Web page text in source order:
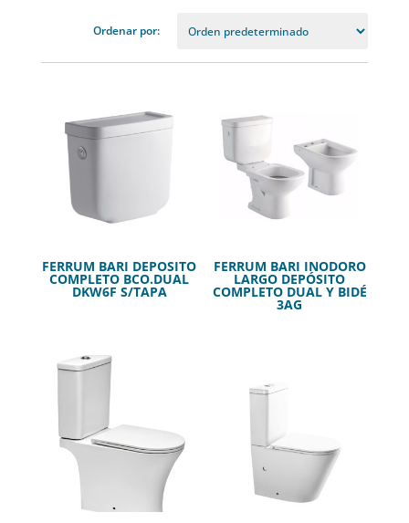
FERRUM BARI DEPOSITO
COMPLETO BCO.DUAL
DKW6F S/TAPA
FERRUM BARI INODORO
LARGO DEPÓSITO
COMPLETO DUAL Y BIDÉ
3AG